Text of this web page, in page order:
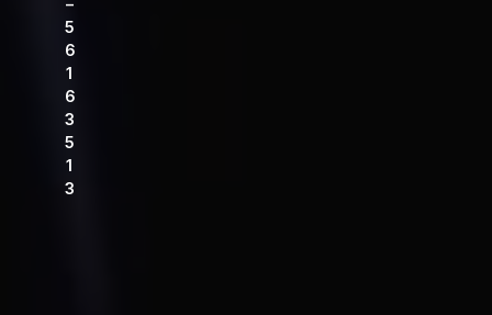
–
5
6
1
6
3
5
1
3